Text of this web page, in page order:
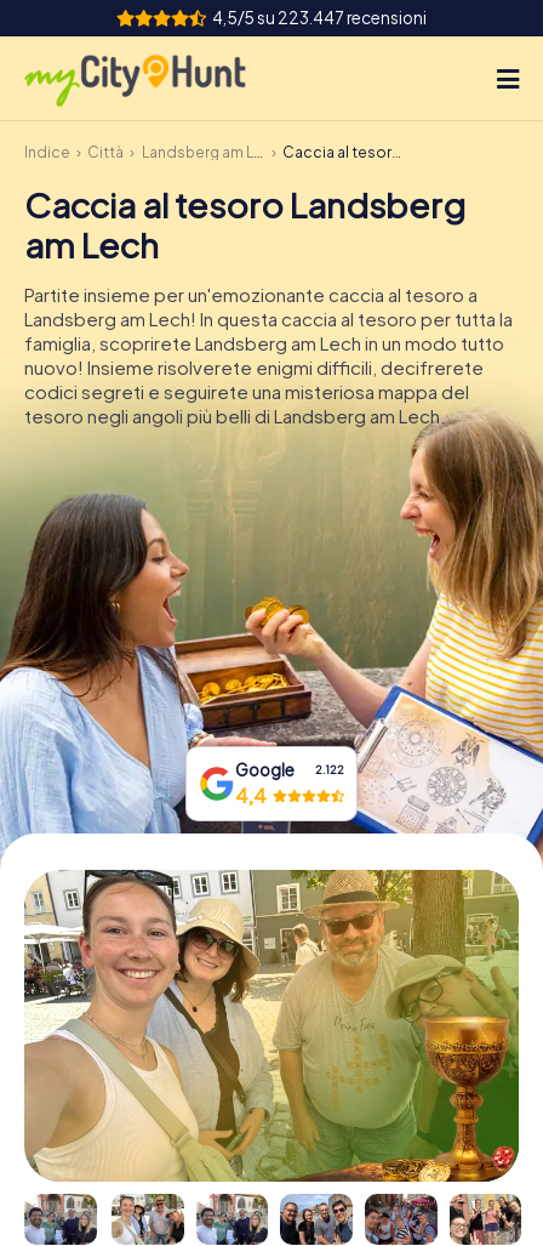
4,5/5 su 223.447 recensioni
Come funziona
Città
Team Building
Biglietti
DE
IE
IT
Prenota Biglietti
Acquista i Voucher
Indice Città Landsberg am Lech Caccia al tesoro Landsberg am Lech
Caccia al tesoro Landsberg
am Lech
Partite insieme per un'emozionante caccia al tesoro a
Landsberg am Lech! In questa caccia al tesoro per tutta la
famiglia, scoprirete Landsberg am Lech in un modo tutto
nuovo! Insieme risolverete enigmi difficili, decifrerete
codici segreti e seguirete una misteriosa mappa del
tesoro negli angoli più belli di Landsberg am Lech.
Google 2.122
4,4